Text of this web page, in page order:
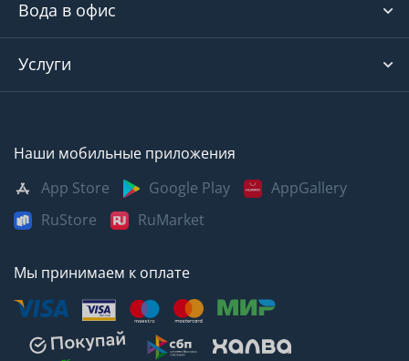
Вода в офис
Услуги
Наши мобильные приложения
App Store
Google Play
AppGallery
RuStore
RuMarket
Мы принимаем к оплате